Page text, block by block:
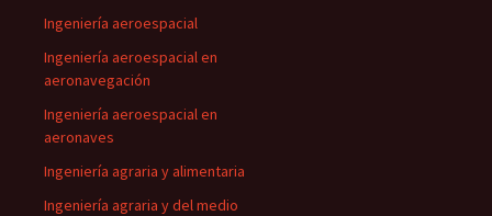
Ingeniería aeroespacial
Ingeniería aeroespacial en
aeronavegación
Ingeniería aeroespacial en
aeronaves
Ingeniería agraria y alimentaria
Ingeniería agraria y del medio